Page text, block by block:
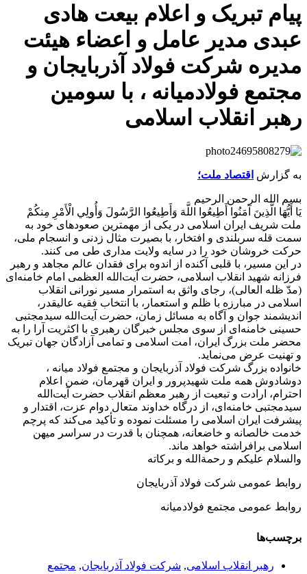
پیام تبریک و اعلام بیعت هادی
عبدی مدیر عامل و اعضاء هیئت
مدیره شرکت فولاد آذربایجان و
مجتمع فولادمیانه ، با سومین
رهبر انقلاب اسلامی
به گزارش اقتصاد ملت؛
بسم الله الرحمن الرحیم
يَا أَيُّهَا الَّذِينَ آمَنُوا أَطِيعُوا اللَّهَ وَأَطِيعُوا الرَّسُولَ وَأُولِي الْأَمْرِ مِنكُمْ
ملت شریف ایران اسلامی در یکی از مهمترین صعودهای خود به
سمت قله سربلندی و افتخار، با بصیرت مثال زدنی و انسجام ملی،
حرکت خروشان خود را در سایه ولایت مداری طی می کنند.
در این مسیر، با قلبی آکنده از اندوه برای فقدان عالم مجاهد و رهبر
فرزانه شهيد انقلاب اسلامی، حضرت آیت‌الله العظمی امام خامنه‌ای
(مدّ ظله العالی)، رجای واثق به استمرار مسیر نورانی انقلاب
اسلامی در مبارزه با ظلم و استعمار، با انتخاب فقیه عالیقدر،
اندیشمند جوان و آگاه به مسائل زمان، حضرت آیت‌الله سیدمجتبی
حسینی خامنه‌ای از سوی مجلس خبرگان رهبری با اکثریت آرا را به
محضر ملت بزرگ ایران، امت اسلامی و تمامی آزادگان جهان تبریک
و تهنیت عرض می‌نماید.
خانواده بزرگ شرکت فولاد آذربایجان و مجتمع فولاد میانه ،
دوشادوش همه ملت شهیدپرور و ایران قهرمان، ضمن اعلام
احترام، ارادت و تبعیت از رهبر معظم انقلاب حضرت آیت‌الله
سیدمجتبی خامنه‌ای، از درگاه خداوند متعال دوام عزت، اقتدار و
پیشرفت ایران اسلامی را مسئلت نموده و تأکید می‌کند که پرچم
خدمت خالصانه و خاضعانه، همچنان با قدرت در سراسر میهن
اسلامی برافراشته خواهد ماند.
والسلام علیکم و رحمةالله و برکاته
روابط عمومی شرکت فولاد آذربایجان
روابط عمومی مجتمع فولادمیانه
برچسب‌ها
رهبر انقلاب اسلامی, شرکت فولاد آذربایجان, مجتمع